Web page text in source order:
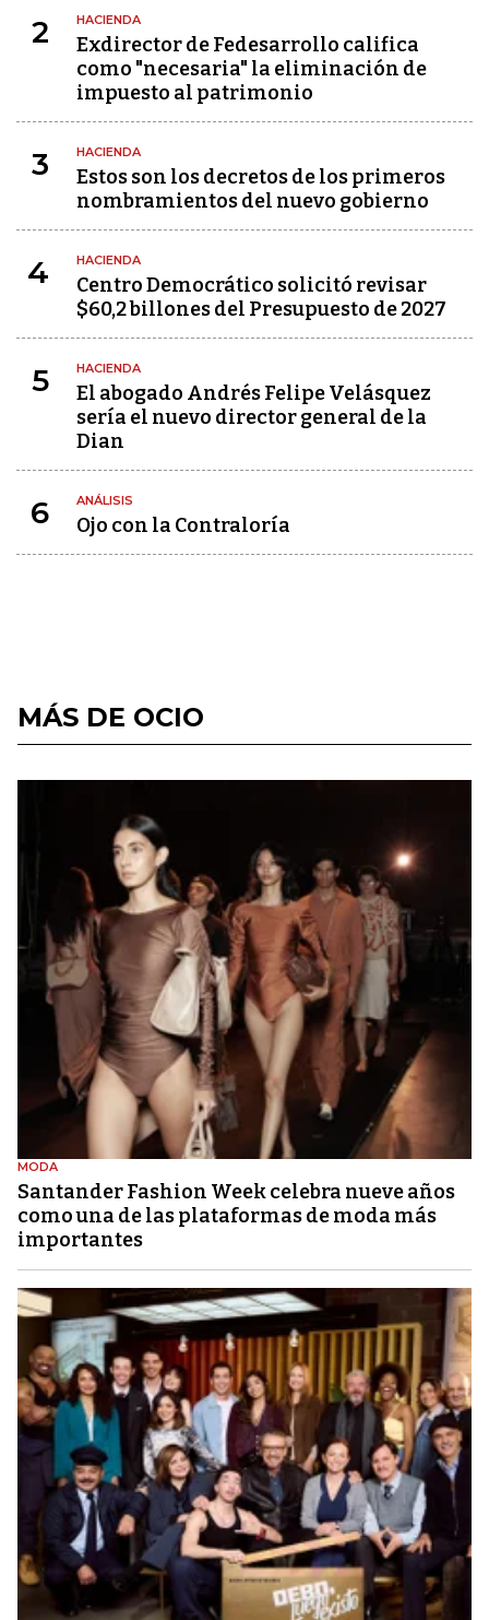
2 HACIENDA
Exdirector de Fedesarrollo califica
como "necesaria" la eliminación de
impuesto al patrimonio
3 HACIENDA
Estos son los decretos de los primeros
nombramientos del nuevo gobierno
4 HACIENDA
Centro Democrático solicitó revisar
$60,2 billones del Presupuesto de 2027
5 HACIENDA
El abogado Andrés Felipe Velásquez
sería el nuevo director general de la
Dian
6 ANÁLISIS
Ojo con la Contraloría
MÁS DE OCIO
MODA
Santander Fashion Week celebra nueve años
como una de las plataformas de moda más
importantes